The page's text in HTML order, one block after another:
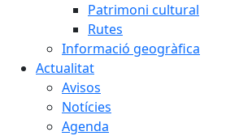
Patrimoni cultural
Rutes
Informació geogràfica
Actualitat
Avisos
Notícies
Agenda